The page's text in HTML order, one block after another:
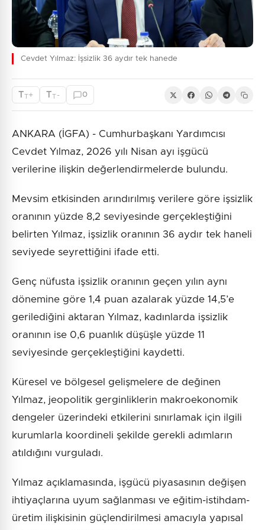
Cevdet Yılmaz: İşsizlik 36 aydır tek hanede
TT+ TT - 0
ANKARA (İGFA) - Cumhurbaşkanı Yardımcısı
Cevdet Yılmaz, 2026 yılı Nisan ayı işgücü
verilerine ilişkin değerlendirmelerde bulundu.
Mevsim etkisinden arındırılmış verilere göre işsizlik
oranının yüzde 8,2 seviyesinde gerçekleştiğini
belirten Yılmaz, işsizlik oranının 36 aydır tek haneli
seviyede seyrettiğini ifade etti.
Genç nüfusta işsizlik oranının geçen yılın aynı
dönemine göre 1,4 puan azalarak yüzde 14,5’e
gerilediğini aktaran Yılmaz, kadınlarda işsizlik
oranının ise 0,6 puanlık düşüşle yüzde 11
seviyesinde gerçekleştiğini kaydetti.
Küresel ve bölgesel gelişmelere de değinen
Yılmaz, jeopolitik gerginliklerin makroekonomik
dengeler üzerindeki etkilerini sınırlamak için ilgili
kurumlarla koordineli şekilde gerekli adımların
atıldığını vurguladı.
Yılmaz açıklamasında, işgücü piyasasının değişen
ihtiyaçlarına uyum sağlanması ve eğitim-istihdam-
üretim ilişkisinin güçlendirilmesi amacıyla yapısal